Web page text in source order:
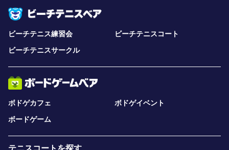
ビーチテニス練習会
ビーチテニスコート
ビーチテニスサークル
ボドゲカフェ
ボドゲイベント
ボードゲーム